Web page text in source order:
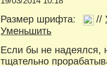
Размер шрифта: //
Уменьшить
Если бы не надеялся,
тщательно